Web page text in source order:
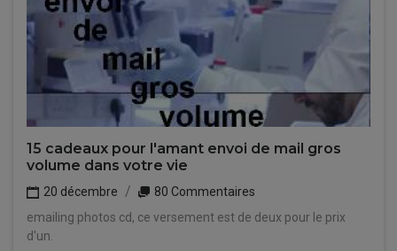
15 cadeaux pour l'amant envoi de mail gros
volume dans votre vie
20 décembre
80 Commentaires
emailing photos cd, ce versement est de deux pour le prix
d'un.